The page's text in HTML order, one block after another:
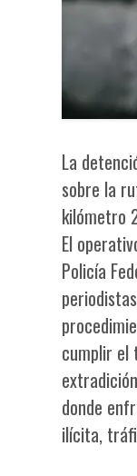
La
sobre la
kilómetro
El
Policía
cumplir el
donde
ilícita,